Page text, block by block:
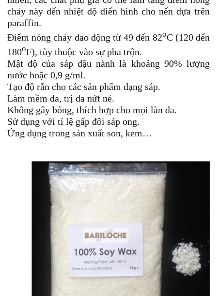
chảy này đến nhiệt độ điển hình cho nến dựa trên
paraffin.
Điểm nóng chảy dao động từ 49 đến 82oC (120 đến
180oF), tùy thuộc vào sự pha trộn.
Mật độ của sáp đậu nành là khoảng 90% lượng
nước hoặc 0,9 g/ml.
Tạo độ rắn cho các sản phẩm dạng sáp.
Làm mềm da, trị da nứt nẻ.
Không gây bỏng, thích hợp cho mọi làn da.
Sử dụng với tỉ lệ gấp đôi sáp ong.
Ứng dụng trong sản xuất son, kem…